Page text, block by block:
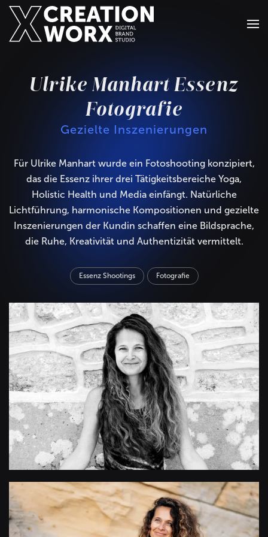
Zum Hauptinhalt springen
Ulrike Manhart Essenz
Fotografie
Gezielte Inszenierungen
Für Ulrike Manhart wurde ein Fotoshooting konzipiert,
das die Essenz ihrer drei Tätigkeitsbereiche Yoga,
Holistic Health und Media einfängt. Natürliche
Lichtführung, harmonische Kompositionen und gezielte
Inszenierungen der Kundin schaffen eine Bildsprache,
die Ruhe, Kreativität und Authentizität vermittelt.
Essenz Shootings Fotografie
+